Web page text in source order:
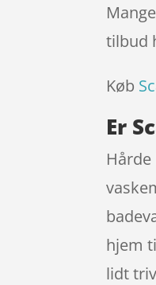
tilbud
Køb
Er
hjem
lidt